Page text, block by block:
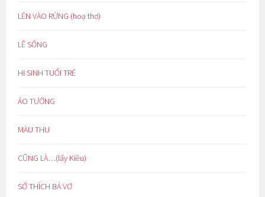
LẺN VÀO RỪNG (hoạ thơ)
LẼ SỐNG
HI SINH TUỔI TRẺ
ẢO TƯỞNG
MÀU THU
CŨNG LÀ…(lẩy Kiều)
SỞ THÍCH BÁ VƠ